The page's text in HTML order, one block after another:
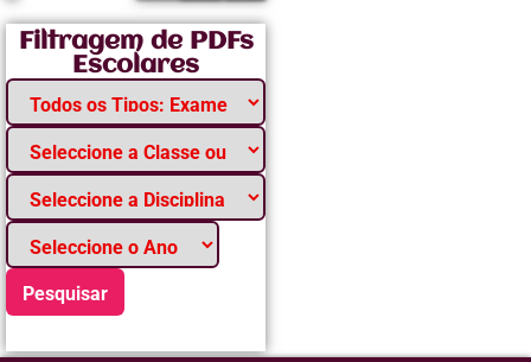
Filtragem de PDFs
Escolares
Pesquisar